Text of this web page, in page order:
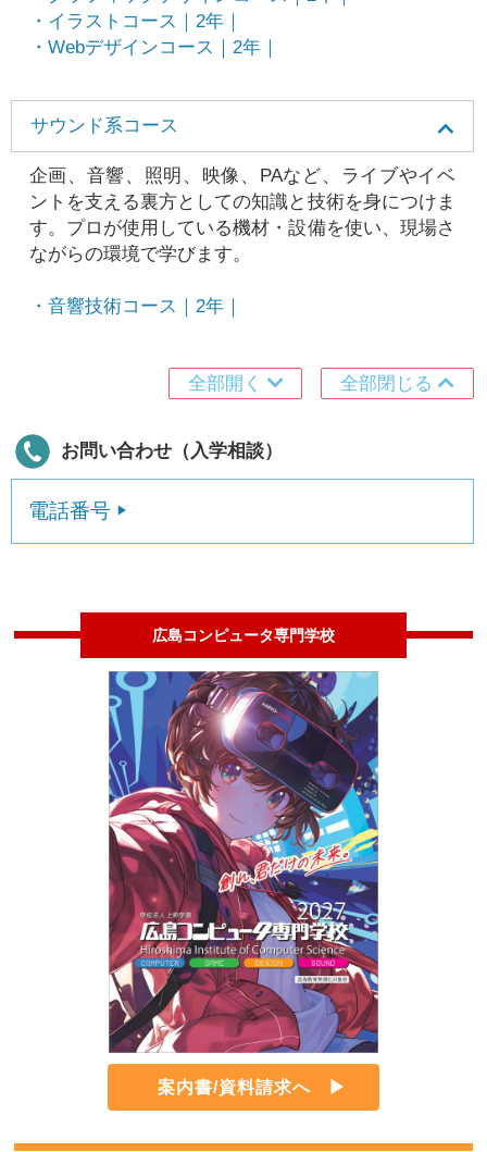
・イラストコース｜2年｜
・Webデザインコース｜2年｜
サウンド系コース
企画、音響、照明、映像、PAなど、ライブやイベ
ントを支える裏方としての知識と技術を身につけま
す。プロが使用している機材・設備を使い、現場さ
ながらの環境で学びます。
・音響技術コース｜2年｜
全部開く 全部閉じる
お問い合わせ（入学相談）
電話番号
広島コンピュータ専門学校
案内書/資料請求へ